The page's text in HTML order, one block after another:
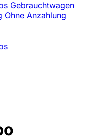
Gebrauchtwagen
Ohne Anzahlung